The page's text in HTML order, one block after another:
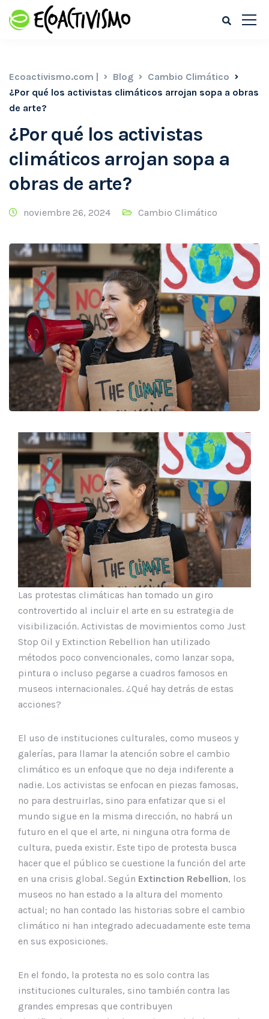
Ecoactivismo.com | Blog
Cambio Climático
¿Por qué los activistas climáticos arrojan sopa a obras
de arte?
¿Por qué los activistas
climáticos arrojan sopa a
obras de arte?
noviembre 26, 2024 Cambio Climático
Las protestas climáticas han tomado un giro
controvertido al incluir el arte en su estrategia de
visibilización. Activistas de movimientos como Just
Stop Oil y Extinction Rebellion han utilizado
métodos poco convencionales, como lanzar sopa,
pintura o incluso pegarse a cuadros famosos en
museos internacionales. ¿Qué hay detrás de estas
acciones?
El uso de instituciones culturales, como museos y
galerías, para llamar la atención sobre el cambio
climático es un enfoque que no deja indiferente a
nadie. Los activistas se enfocan en piezas famosas,
no para destruirlas, sino para enfatizar que si el
mundo sigue en la misma dirección, no habrá un
futuro en el que el arte, ni ninguna otra forma de
cultura, pueda existir. Este tipo de protesta busca
hacer que el público se cuestione la función del arte
en una crisis global. Según Extinction Rebellion, los
museos no han estado a la altura del momento
actual; no han contado las historias sobre el cambio
climático ni han integrado adecuadamente este tema
en sus exposiciones.
En el fondo, la protesta no es solo contra las
instituciones culturales, sino también contra las
grandes empresas que contribuyen